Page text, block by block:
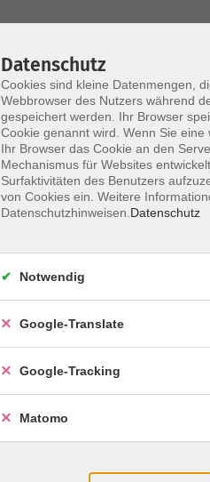
Impressum
07:45 - 16:00
Datenschutz
Cookies sind kleine Datenmengen,
Webbrowser des Nutzers während
gespeichert werden. Ihr Browser
Cookie genannt wird. Wenn Sie
Ihr Browser das Cookie an den
Mechanismus für Websites
Surfaktivitäten des Benutzers
von Cookies ein. Weitere
Datenschutzhinweisen. Datenschutz
Notwendig
Google-Translate
Google-Tracking
Matomo